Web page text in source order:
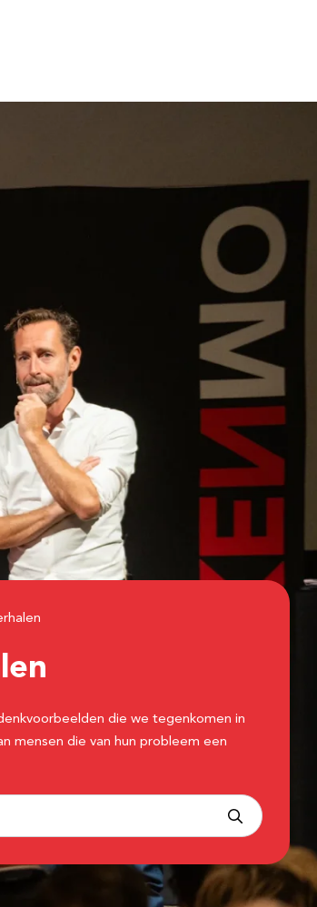
die we tegenkomen in
mensen die van hun probleem een